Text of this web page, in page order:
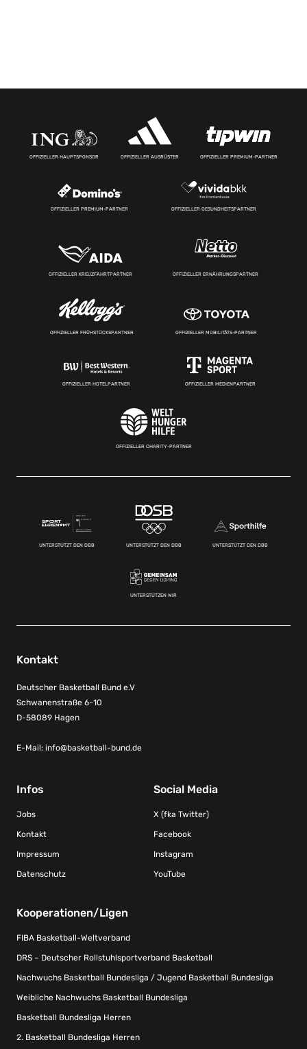
OFFIZIELLER HAUPTSPONSOR OFFIZIELLER AUSRÜSTER OFFIZIELLER PREMIUM-PARTNER
OFFIZIELLER PREMIUM-PARTNER OFFIZIELLER GESUNDHEITSPARTNER
OFFIZIELLER KREUZFAHRTPARTNER OFFIZIELLER ERNÄHRUNGSPARTNER
OFFIZIELLER FRÜHSTÜCKSPARTNER OFFIZIELLER MOBILITÄTS-PARTNER
OFFIZIELLER HOTELPARTNER OFFIZIELLER MEDIENPARTNER
OFFIZIELLER CHARITY-PARTNER
UNTERSTÜTZT DEN DBB UNTERSTÜTZT DEN DBB UNTERSTÜTZT DEN DBB
UNTERSTÜTZEN WIR
Kontakt
Deutscher Basketball Bund e.V
Schwanenstraße 6-10
D-58089 Hagen
E-Mail: info@basketball-bund.de
Infos
Jobs
Kontakt
Impressum
Datenschutz
Social Media
X (fka Twitter)
Facebook
Instagram
YouTube
Kooperationen/Ligen
FIBA Basketball-Weltverband
DRS – Deutscher Rollstuhlsportverband Basketball
Nachwuchs Basketball Bundesliga / Jugend Basketball Bundesliga
Weibliche Nachwuchs Basketball Bundesliga
Basketball Bundesliga Herren
2. Basketball Bundesliga Herren